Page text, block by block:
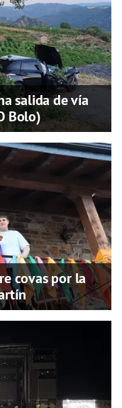
salida de vía
Bolo)
covas por la